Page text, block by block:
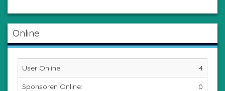
Online
User Online: 4
Sponsoren Online: 0